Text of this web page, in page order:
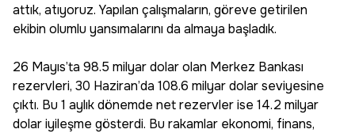
attık, atıyoruz. Yapılan çalışmaların, göreve getirilen
ekibin olumlu yansımalarını da almaya başladık.
26 Mayıs’ta 98.5 milyar dolar olan Merkez Bankası
rezervleri, 30 Haziran’da 108.6 milyar dolar seviyesine
çıktı. Bu 1 aylık dönemde net rezervler ise 14.2 milyar
dolar iyileşme gösterdi. Bu rakamlar ekonomi, finans,